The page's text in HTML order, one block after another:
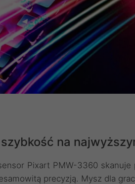
na
Pixart PMW-3360 skanuje
precyzją. Mysz dla